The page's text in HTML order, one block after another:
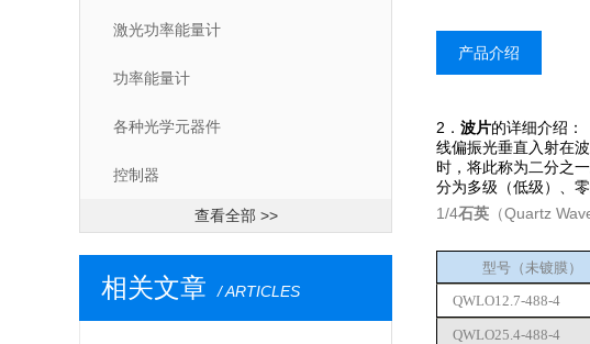
激光功率能量计
功率能量计
各种光学元器件
控制器
查看全部 >>
相关文章 / ARTICLES
产品介绍
2． 波片的详细介绍：
线偏振光垂直入射在波
时，将此称为二分之一或
分为多级（低级）
1/4石英 （Quartz
型号（未镀膜）
QWLO12.7-488-4
QWLO25.4-488-4